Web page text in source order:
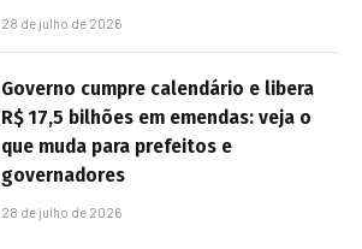
28 de julho de 2026
Governo cumpre calendário e libera
R$ 17,5 bilhões em emendas: veja o
que muda para prefeitos e
governadores
28 de julho de 2026